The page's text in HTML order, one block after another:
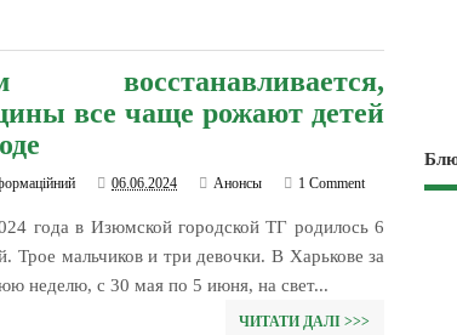
восстанавливается,
все чаще рожают детей
06.06.2024 Анонсы 1 Comment
года в Изюмской городской ТГ родилось 6
Трое мальчиков и три девочки. В Харькове за
неделю, с 30 мая по 5 июня, на свет...
ЧИТАТИ ДАЛІ >>>